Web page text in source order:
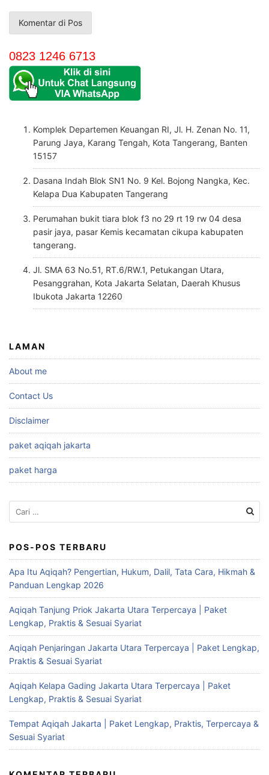
0823 1246 6713
Komplek Departemen Keuangan RI, Jl. H. Zenan No. 11,
Parung Jaya, Karang Tengah, Kota Tangerang, Banten
15157
Dasana Indah Blok SN1 No. 9 Kel. Bojong Nangka, Kec.
Kelapa Dua Kabupaten Tangerang
Perumahan bukit tiara blok f3 no 29 rt 19 rw 04 desa
pasir jaya, pasar Kemis kecamatan cikupa kabupaten
tangerang.
Jl. SMA 63 No.51, RT.6/RW.1, Petukangan Utara,
Pesanggrahan, Kota Jakarta Selatan, Daerah Khusus
Ibukota Jakarta 12260
LAMAN
About me
Contact Us
Disclaimer
paket aqiqah jakarta
paket harga
Cari
untuk:
POS-POS TERBARU
Apa Itu Aqiqah? Pengertian, Hukum, Dalil, Tata Cara, Hikmah &
Panduan Lengkap 2026
Aqiqah Tanjung Priok Jakarta Utara Terpercaya | Paket
Lengkap, Praktis & Sesuai Syariat
Aqiqah Penjaringan Jakarta Utara Terpercaya | Paket Lengkap,
Praktis & Sesuai Syariat
Aqiqah Kelapa Gading Jakarta Utara Terpercaya | Paket
Lengkap, Praktis & Sesuai Syariat
Tempat Aqiqah Jakarta | Paket Lengkap, Praktis, Terpercaya &
Sesuai Syariat